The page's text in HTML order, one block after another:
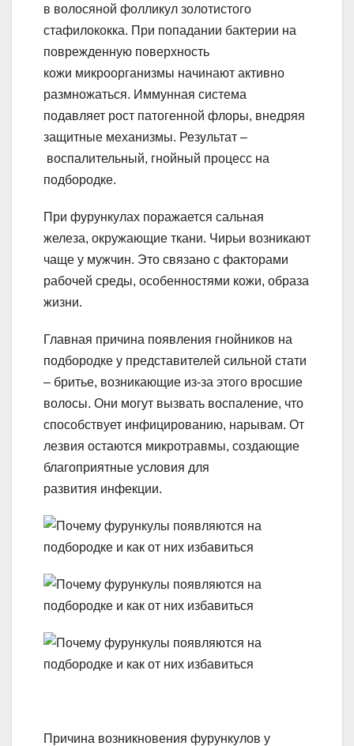
в волосяной фолликул золотистого
стафилококка. При попадании бактерии на
поврежденную поверхность
кожи микроорганизмы начинают активно
размножаться. Иммунная система
подавляет рост патогенной флоры, внедряя
защитные механизмы. Результат –
воспалительный, гнойный процесс на
подбородке.
При фурункулах поражается сальная
железа, окружающие ткани. Чирьи возникают
чаще у мужчин. Это связано с факторами
рабочей среды, особенностями кожи, образа
жизни.
Главная причина появления гнойников на
подбородке у представителей сильной стати
– бритье, возникающие из-за этого вросшие
волосы. Они могут вызвать воспаление, что
способствует инфицированию, нарывам. От
лезвия остаются микротравмы, создающие
благоприятные условия для
развития инфекции.
Причина возникновения фурункулов у